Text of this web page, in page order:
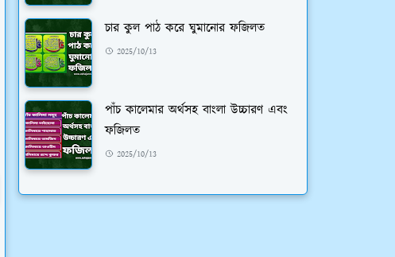
চার কুল পাঠ করে ঘুমানোর ফজিলত
2025/10/13
পাঁচ কালেমার অর্থসহ বাংলা উচ্চারণ এবং
ফজিলত
2025/10/13